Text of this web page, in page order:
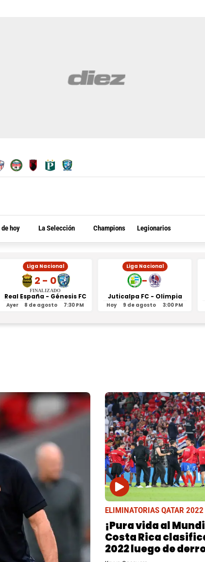
hoy La Selección Champions Legionarios
Liga Nacional
2 - 0
FINALIZADO
Real España - Génesis FC
Ayer 8 de agosto 7:30 PM
Liga Nacional
-
Juticalpa FC - Olimpia
Hoy 9 de agosto 3:00 PM
ELIMINATORIAS QATAR 2022
¡Pura vida al
Costa Rica
2022 luego de